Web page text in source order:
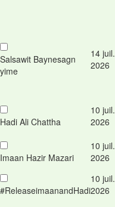
Salsawit Baynesagn
yime
14 juil.
2026
Hadi Ali Chattha
10 juil.
2026
Imaan Hazir Mazari
10 juil.
2026
#ReleaseimaanandHadi
10 juil.
2026